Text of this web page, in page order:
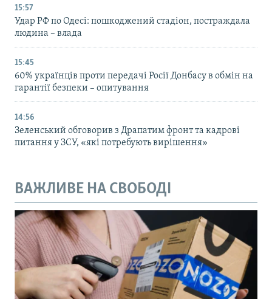
15:57
Удар РФ по Одесі: пошкоджений стадіон, постраждала
людина – влада
15:45
60% українців проти передачі Росії Донбасу в обмін на
гарантії безпеки – опитування
14:56
Зеленський обговорив з Драпатим фронт та кадрові
питання у ЗСУ, «які потребують вирішення»
ВАЖЛИВЕ НА СВОБОДІ